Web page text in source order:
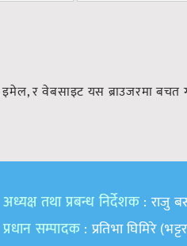
इमेल, र वेबसाइट यस ब्राउजरमा बचत
अध्यक्ष तथा प्रबन्ध निर्देशक : राजु
प्रधान सम्पादक : प्रतिभा घिमिरे